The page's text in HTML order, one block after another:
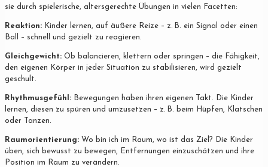
sie durch spielerische, altersgerechte Übungen in vielen Facetten:
Reaktion: Kinder lernen, auf äußere Reize – z. B. ein Signal oder einen
Ball – schnell und gezielt zu reagieren.
Gleichgewicht: Ob balancieren, klettern oder springen – die Fähigkeit,
den eigenen Körper in jeder Situation zu stabilisieren, wird gezielt
geschult.
Rhythmusgefühl: Bewegungen haben ihren eigenen Takt. Die Kinder
lernen, diesen zu spüren und umzusetzen – z. B. beim Hüpfen, Klatschen
oder Tanzen.
Raumorientierung: Wo bin ich im Raum, wo ist das Ziel? Die Kinder
üben, sich bewusst zu bewegen, Entfernungen einzuschätzen und ihre
Position im Raum zu verändern.